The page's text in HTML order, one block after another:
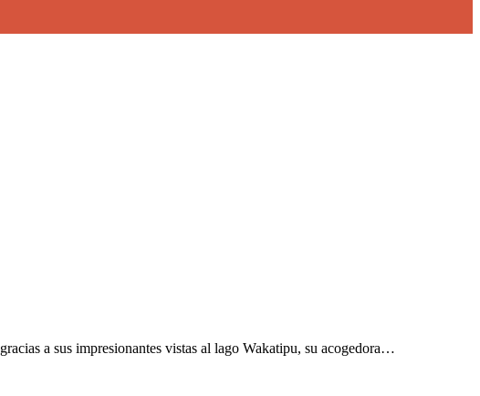
a sus impresionantes vistas al lago Wakatipu, su acogedora…